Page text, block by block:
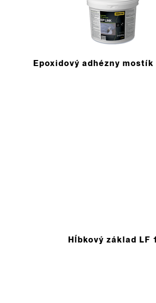
Epoxidový adhézny mostík
Hĺbkový základ LF 1